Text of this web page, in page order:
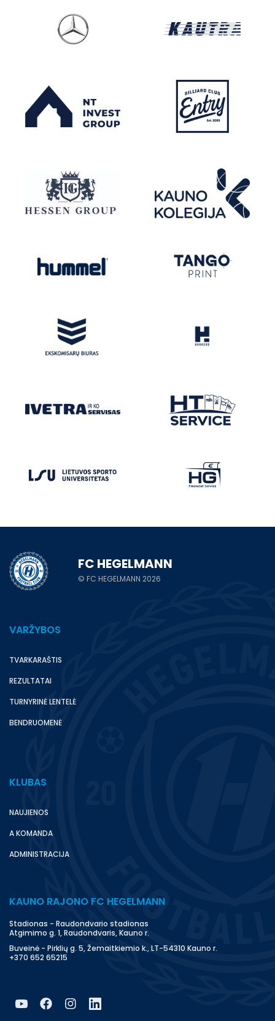
FC HEGELMANN
© FC HEGELMANN 2026
VARŽYBOS
TVARKARAŠTIS
REZULTATAI
TURNYRINĖ LENTELĖ
BENDRUOMENĖ
KLUBAS
NAUJIENOS
A KOMANDA
ADMINISTRACIJA
KAUNO RAJONO FC HEGELMANN
Stadionas - Raudondvario stadionas
Atgimimo g. 1, Raudondvaris, Kauno r.
Buveinė - Pirklių g. 5, Žemaitkiemio k., LT-54310 Kauno r.
+370 652 65215